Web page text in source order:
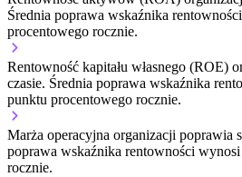
Średnia poprawa wskaźnika
procentowego rocznie.
Rentowność kapitału własnego (ROE)
czasie. Średnia poprawa wskaźnika
punktu procentowego rocznie.
Marża operacyjna organizacji poprawia
poprawa wskaźnika rentowności
rocznie.